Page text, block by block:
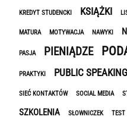
KREDYT STUDENCKI KSIĄŻKI
MATURA MOTYWACJA NAWYKI
PASJA PIENIĄDZE
PRAKTYKI PUBLIC SPEAKING
SIEĆ KONTAKTÓW SOCIAL MEDIA
SZKOLENIA
SŁOWNICZEK TEST